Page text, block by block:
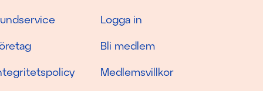
Logga in
Bli medlem
Medlemsvillkor